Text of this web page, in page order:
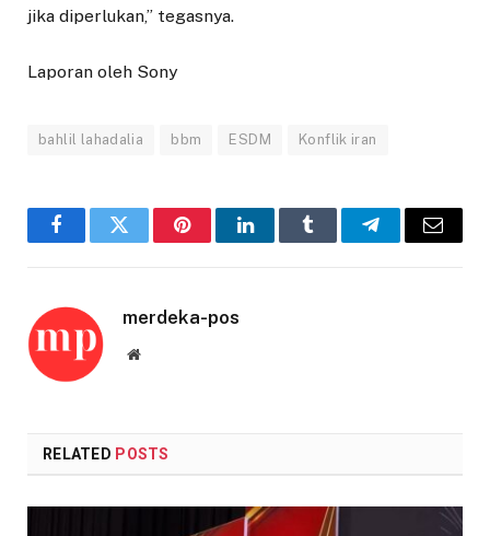
jika diperlukan,” tegasnya.
Laporan oleh Sony
bahlil lahadalia bbm ESDM Konflik iran
FacebookTwitter PinterestLinkedInTumblr TelegramEmail
merdeka-pos
Website
RELATED POSTS